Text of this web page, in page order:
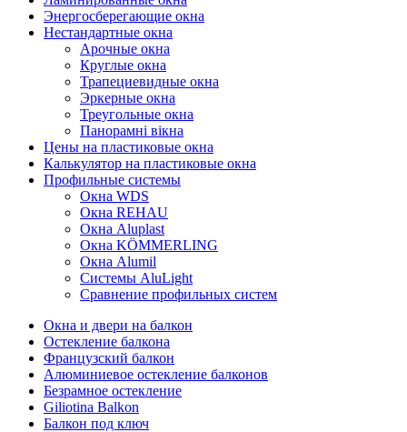
Энергосберегающие окна
Нестандартные окна
Арочные окна
Круглые окна
Трапециевидные окна
Эркерные окна
Треугольные окна
Панорамні вікна
Цены на пластиковые окна
Калькулятор на пластиковые окна
Профильные системы
Окна WDS
Окна REHAU
Окна Aluplast
Окна KÖMMERLING
Окна Alumil
Системы AluLight
Сравнение профильных систем
Окна и двери на балкон
Остекление балкона
Французский балкон
Алюминиевое остекление балконов
Безрамное остекление
Giliotina Balkon
Балкон под ключ